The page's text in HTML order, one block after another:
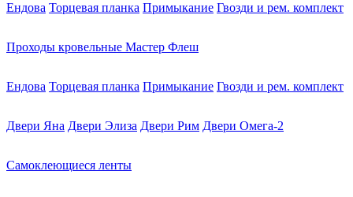
Ендова Торцевая планка Примыкание Гвозди и рем. комплект
Проходы кровельные Мастер Флеш
Ендова Торцевая планка Примыкание Гвозди и рем. комплект
Двери Яна Двери Элиза Двери Рим Двери Омега-2
Самоклеющиеся ленты